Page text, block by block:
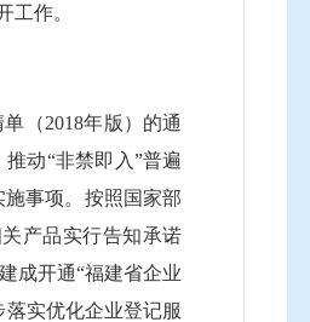
工作。
（2018年版）的通
动“非禁即入”普遍
事项。按照国家部
产品实行告知承诺
成开通“福建省企业
实优化企业登记服